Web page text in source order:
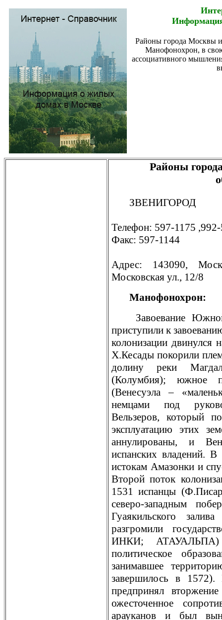
Районы города Москвы
Манофонохрон, в
ассоциативного
Районы
ЗВЕНИГОРОД
Телефон: 597-1175
Факс: 597-1144
Адрес: 143090,
Московская ул., 12/8
Манофонохрон:
Завоевaние
приступили к
колонизации двинулся
Х.Кесады покорили
долину реки
(Колумбия); южное
(Венесуэла –
немцами под
Вельзеров, который
эксплуатацию этих
аннулировaны, и
испанских владений.
истокам Амазонки и
Второй поток
1531 испанцы
северо-западным
Гуаякильского
разгромили
ИНКИ; АТАУАЛЬПА)
политическое
занимавшее
завершилось в
предпринял
ожесточенное
арауканов и был